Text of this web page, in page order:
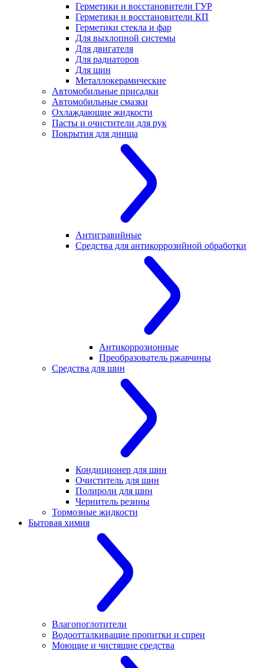
Герметики и восстановители ГУР
Герметики и восстановители КП
Герметики стекла и фар
Для выхлопной системы
Для двигателя
Для радиаторов
Для шин
Металлокерамические
Автомобильные присадки
Автомобильные смазки
Охлаждающие жидкости
Пасты и очистители для рук
Покрытия для днища
Антигравийные
Средства для антикоррозийной обработки
Антикоррозионные
Преобразователь ржавчины
Средства для шин
Кондиционер для шин
Очиститель для шин
Полироли для шин
Чернитель резины
Тормозные жидкости
Бытовая химия
Влагопоглотители
Водоотталкиващие пропитки и спреи
Моющие и чистящие средства